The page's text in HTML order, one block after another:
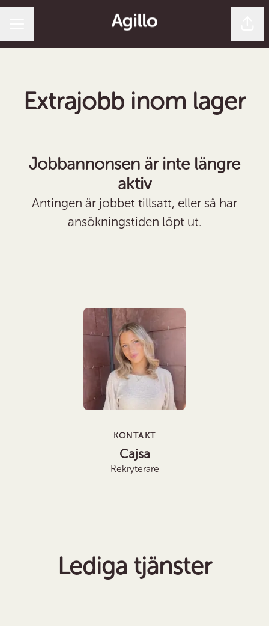
Extrajobb inom lager
Jobbannonsen är inte längre
aktiv
Antingen är jobbet tillsatt, eller så har
ansökningstiden löpt ut.
KONTAKT
Cajsa
Rekryterare
Lediga tjänster